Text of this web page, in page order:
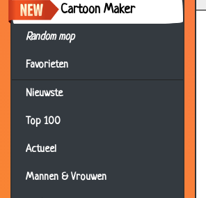
Cartoon Maker
Random mop
Favorieten
Nieuwste
Top 100
Actueel
Mannen & Vrouwen